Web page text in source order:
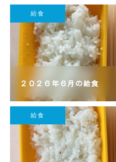
給食
２０２６年６月の給食
給食